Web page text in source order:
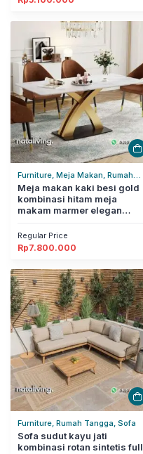
Furniture, Meja Makan, Rumah
Tangga
Meja makan kaki besi gold
kombinasi hitam meja
makam marmer elegan
Regular Price
Rp7.800.000
Furniture, Rumah Tangga, Sofa
Sofa sudut kayu jati
kombinasi rotan sintetis full